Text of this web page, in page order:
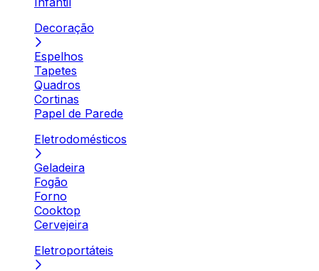
Decoração
Espelhos
Tapetes
Quadros
Cortinas
Papel de Parede
Eletrodomésticos
Geladeira
Fogão
Forno
Cooktop
Cervejeira
Eletroportáteis